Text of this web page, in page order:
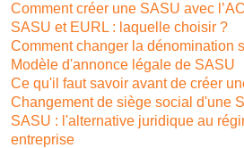
Comment créer une SASU avec
SASU et EURL : laquelle choisir ?
Comment changer la dénomination
Modèle d'annonce légale de SASU
Ce qu'il faut savoir avant de créer
Changement de siège social d'une
SASU : l'alternative juridique au
entreprise